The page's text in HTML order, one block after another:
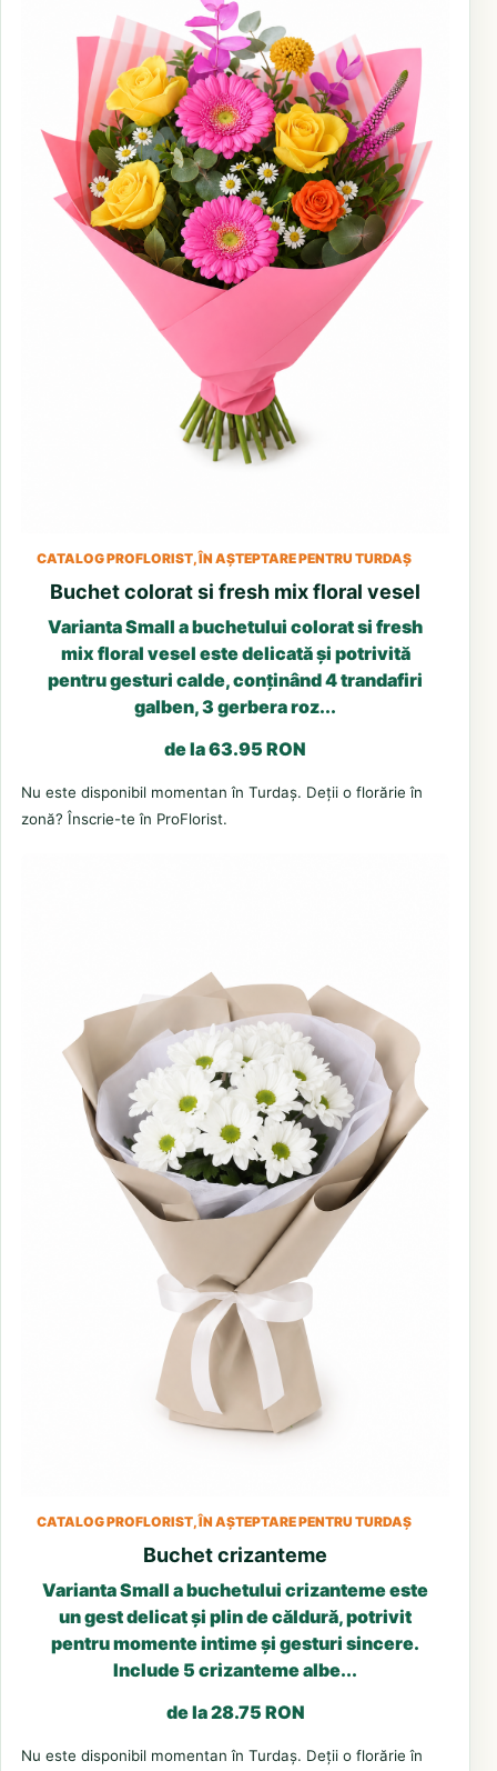
CATALOG PROFLORIST, ÎN AȘTEPTARE PENTRU TURDAȘ
Buchet colorat si fresh mix floral vesel
Varianta Small a buchetului colorat si fresh
mix floral vesel este delicată și potrivită
pentru gesturi calde, conținând 4 trandafiri
galben, 3 gerbera roz...
de la 63.95 RON
Nu este disponibil momentan în Turdaș. Deții o florărie în
zonă? Înscrie-te în ProFlorist.
CATALOG PROFLORIST, ÎN AȘTEPTARE PENTRU TURDAȘ
Buchet crizanteme
Varianta Small a buchetului crizanteme este
un gest delicat și plin de căldură, potrivit
pentru momente intime și gesturi sincere.
Include 5 crizanteme albe...
de la 28.75 RON
Nu este disponibil momentan în Turdaș. Deții o florărie în